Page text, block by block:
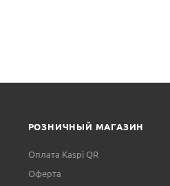
РОЗНИЧНЫЙ МАГАЗИН
Оплата Kaspi QR
Оферта